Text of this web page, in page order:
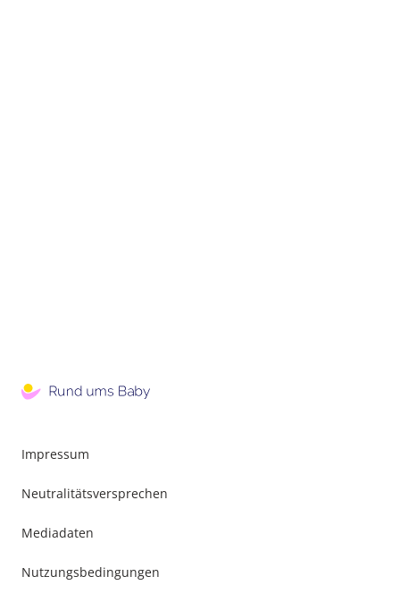
Impressum
Neutralitätsversprechen
Mediadaten
Nutzungsbedingungen